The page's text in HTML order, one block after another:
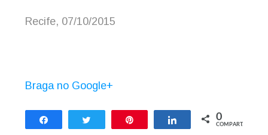
Recife, 07/10/2015
Braga no Google+
Compartilhar Compartilhar
0
COMPART.